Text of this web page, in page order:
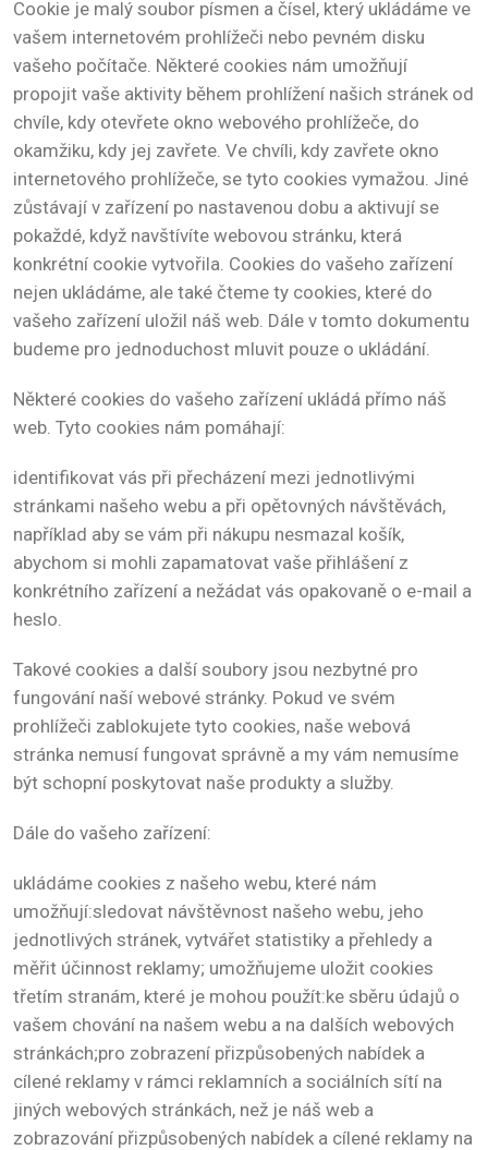
Cookie je malý soubor písmen a čísel, který ukládáme ve
vašem internetovém prohlížeči nebo pevném disku
vašeho počítače. Některé cookies nám umožňují
propojit vaše aktivity během prohlížení našich stránek od
chvíle, kdy otevřete okno webového prohlížeče, do
okamžiku, kdy jej zavřete. Ve chvíli, kdy zavřete okno
internetového prohlížeče, se tyto cookies vymažou. Jiné
zůstávají v zařízení po nastavenou dobu a aktivují se
pokaždé, když navštívíte webovou stránku, která
konkrétní cookie vytvořila. Cookies do vašeho zařízení
nejen ukládáme, ale také čteme ty cookies, které do
vašeho zařízení uložil náš web. Dále v tomto dokumentu
budeme pro jednoduchost mluvit pouze o ukládání.
Některé cookies do vašeho zařízení ukládá přímo náš
web. Tyto cookies nám pomáhají:
identifikovat vás při přecházení mezi jednotlivými
stránkami našeho webu a při opětovných návštěvách,
například aby se vám při nákupu nesmazal košík,
abychom si mohli zapamatovat vaše přihlášení z
konkrétního zařízení a nežádat vás opakovaně o e-mail a
heslo.
Takové cookies a další soubory jsou nezbytné pro
fungování naší webové stránky. Pokud ve svém
prohlížeči zablokujete tyto cookies, naše webová
stránka nemusí fungovat správně a my vám nemusíme
být schopní poskytovat naše produkty a služby.
Dále do vašeho zařízení:
ukládáme cookies z našeho webu, které nám
umožňují:sledovat návštěvnost našeho webu, jeho
jednotlivých stránek, vytvářet statistiky a přehledy a
měřit účinnost reklamy; umožňujeme uložit cookies
třetím stranám, které je mohou použít:ke sběru údajů o
vašem chování na našem webu a na dalších webových
stránkách;pro zobrazení přizpůsobených nabídek a
cílené reklamy v rámci reklamních a sociálních sítí na
jiných webových stránkách, než je náš web a
zobrazování přizpůsobených nabídek a cílené reklamy na